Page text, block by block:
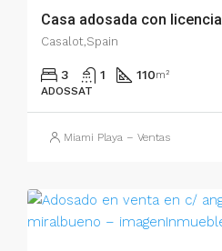
Casalot,Spain
3 1 110m²
ADOSSAT
Miami Playa – Ventas